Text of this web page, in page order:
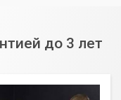
до 3 лет